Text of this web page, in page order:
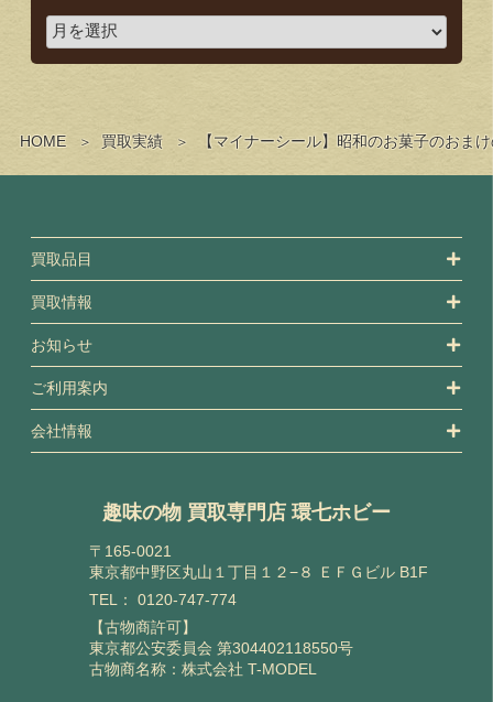
HOME 買取実績 【マイナーシール】昭和のお菓子のおま
買取品目
買取情報
お知らせ
ご利用案内
会社情報
趣味の物 買取専門店 環七ホビー
〒165-0021
東京都中野区丸山１丁目１２−８ ＥＦＧビル B1F
TEL： 0120-747-774
【古物商許可】
東京都公安委員会 第304402118550号
古物商名称：株式会社 T-MODEL